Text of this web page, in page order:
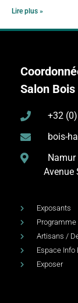
Lire plus »
Salon
+32
bois-
Namur
Avenue
Exposants
Programme
Artisans /
Espace Info
Exposer